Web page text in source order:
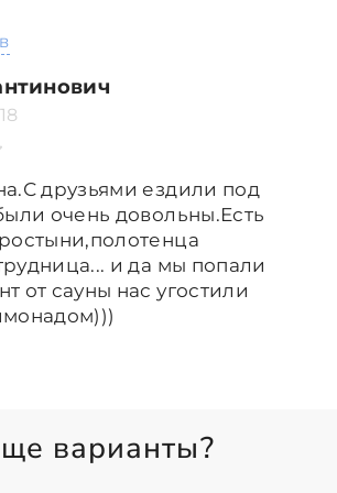
друзьями ездили под
очень довольны.Есть
и да мы попали
от сауны нас угостили
варианты?